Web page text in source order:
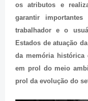
os atributos e
garantir
trabalhador e o
Estados de atuação
da memória histórica
em prol do meio
prol da evolução do